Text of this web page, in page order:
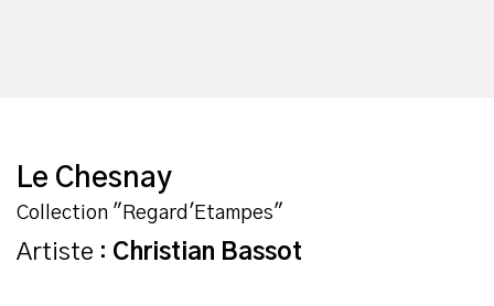
Le Chesnay
Collection "Regard'Etampes"
Artiste : Christian Bassot